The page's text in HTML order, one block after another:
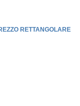
RETTANGOLARE